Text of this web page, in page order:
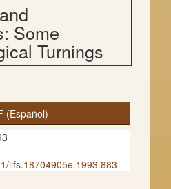
Some
Turnings
(Español)
iifs.18704905e.1993.883